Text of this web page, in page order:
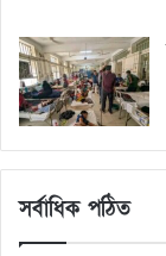
সর্বাধিক পঠিত